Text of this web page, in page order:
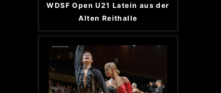
WDSF Open U21 Latein aus der
Alten Reithalle